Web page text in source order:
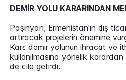
DEMİR YOLU KARARINDAN
Paşinyan, Ermenistan'ın dış
artıracak projelerin önemine
Kars demir yolunun ihracat ve
kullanılmasına yönelik
de dile getirdi.